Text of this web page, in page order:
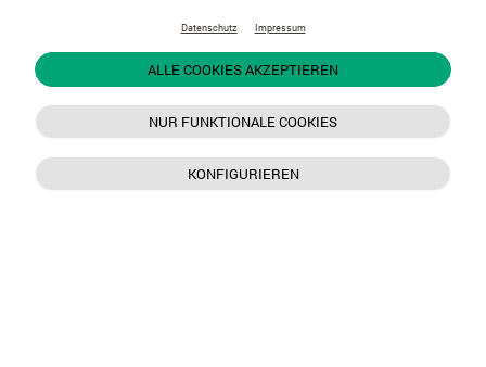
Datenschutz Impressum
ALLE COOKIES AKZEPTIEREN
NUR FUNKTIONALE COOKIES
KONFIGURIEREN